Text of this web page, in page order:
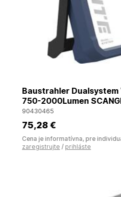
Baustrahler Dualsystem
750-2000Lumen
90430465
75,28 €
Cena je informatívna, pre
zaregistrujte / prihláste